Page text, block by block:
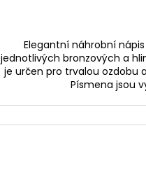
Elegantní náhrobní
jednotlivých bronzových a
je určen pro trvalou ozdobu
Písmena jsou